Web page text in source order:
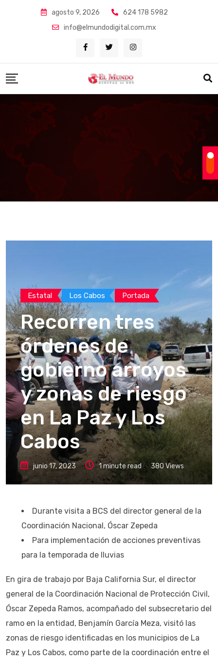
agosto 9, 2026
624 178 5982
info@elmundodigital.com.mx
Estatal Los Cabos Portada
Recorren tres
órdenes de
gobierno arroyos
y zonas de riesgo
en La Paz y Los
Cabos
junio 17, 2023 1 minute read 380 Views
Durante visita a BCS del director general de la
Coordinación Nacional, Óscar Zepeda
Para implementación de acciones preventivas
para la temporada de lluvias
En gira de trabajo por Baja California Sur, el director
general de la Coordinación Nacional de Protección Civil,
Óscar Zepeda Ramos, acompañado del subsecretario del
ramo en la entidad, Benjamín García Meza, visitó las
zonas de riesgo identificadas en los municipios de La
Paz y Los Cabos, como parte de la coordinación entre el